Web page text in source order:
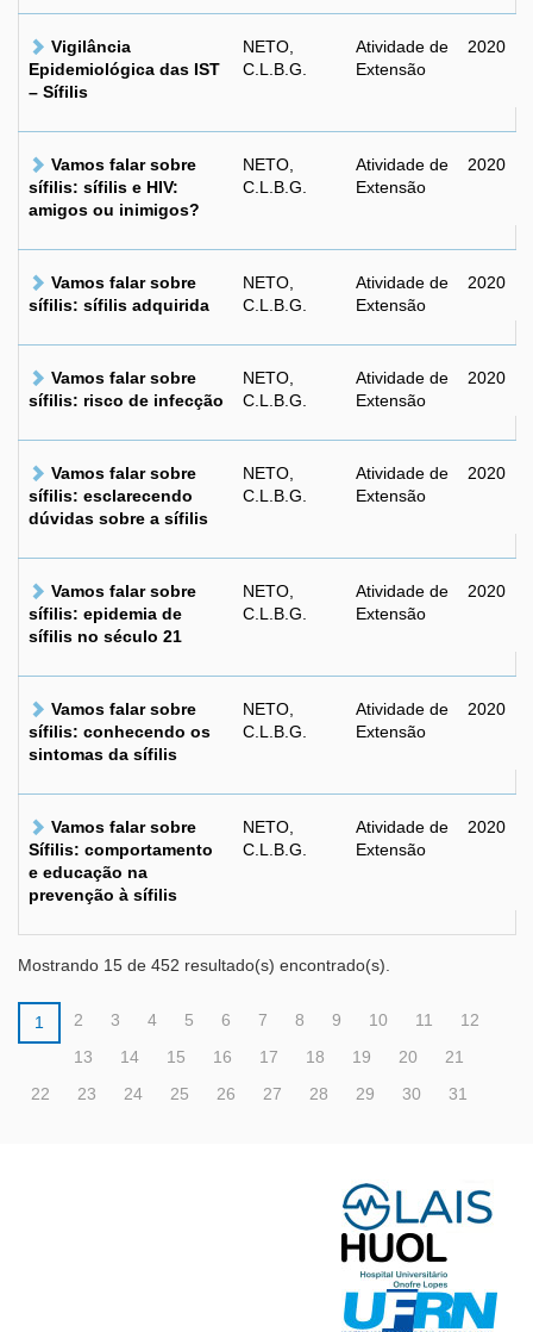
Vigilância
Epidemiológica das IST
– Sífilis
NETO,
C.L.B.G.
Atividade de
Extensão
2020
Vamos falar sobre
sífilis: sífilis e HIV:
amigos ou inimigos?
NETO,
C.L.B.G.
Atividade de
Extensão
2020
Vamos falar sobre
sífilis: sífilis adquirida
NETO,
C.L.B.G.
Atividade de
Extensão
2020
Vamos falar sobre
sífilis: risco de infecção
NETO,
C.L.B.G.
Atividade de
Extensão
2020
Vamos falar sobre
sífilis: esclarecendo
dúvidas sobre a sífilis
NETO,
C.L.B.G.
Atividade de
Extensão
2020
Vamos falar sobre
sífilis: epidemia de
sífilis no século 21
NETO,
C.L.B.G.
Atividade de
Extensão
2020
Vamos falar sobre
sífilis: conhecendo os
sintomas da sífilis
NETO,
C.L.B.G.
Atividade de
Extensão
2020
Vamos falar sobre
Sífilis: comportamento
e educação na
prevenção à sífilis
NETO,
C.L.B.G.
Atividade de
Extensão
2020
Mostrando 15 de 452 resultado(s) encontrado(s).
1 2 3 4 5 6 7 8 9 10 11
12
13
14 15 16 17 18 19 20
21
22
23 24 25 26 27 28 29 30 31